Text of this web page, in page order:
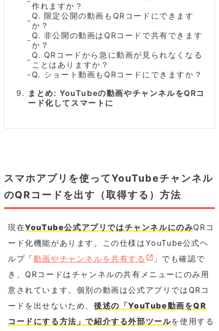
作れますか？
Q. 限定公開の動画もQRコードにできます
か？
Q. 非公開の動画はQRコードで共有できます
か？
Q. QRコードから急に動画が見られなくなる
ことはありますか？
Q. ショート動画もQRコードにできますか？
まとめ: YouTubeの動画やチャンネルをQRコ
ード化してスマートに
スマホアプリを使ってYouTubeチャンネル
のQRコードを出す（取得する）方法
現在YouTube公式アプリではチャンネルにのみQRコ
ード化機能があります。この仕様はYouTube公式ヘ
ルプ「動画やチャンネルを共有する
」でも確認で
き、QRコードはチャンネルの共有メニューにのみ用
意されています。個別の動画は公式アプリではQRコ
ードを出せないため、 後述の「YouTube動画をQR
コードにする方法」で紹介する外部ツールを使用する